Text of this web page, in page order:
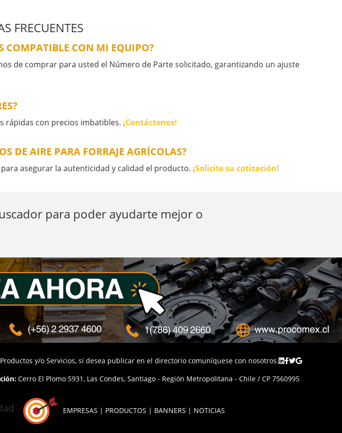
FRECUENTES
COMPATIBLE CON MI EQUIPO?
de comprar para usted el Número de Parte solicitado, garantizando un ajuste
rápidas con precios imbatibles. ¡Contáctenos!
DE AIRE PARA FORRAJE AGRÍCOLAS?
asegurar la autenticidad y calidad el producto. ¡Solicite su cotización!
para poder ayudarte mejor o
y/o Servicios, si desea publicar en el directorio comuníquese con nosotros.
Cerro El Plomo 5931, Las Condes, Santiago - Región Metropolitana - Chile / CP 7560995
EMPRESAS | PRODUCTOS | BANNERS | NOTICIAS